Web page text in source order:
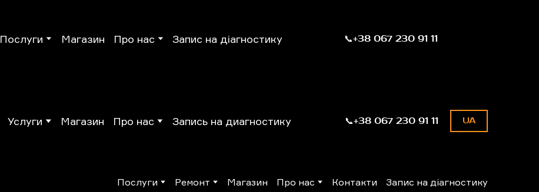
Послуги Магазин Про нас Запис на діагностику 📞+38 067 230 91 11
Услуги Магазин Про нас Запись на диагностику 📞+38 067 230 91 11 UA
Послуги Ремонт Магазин Про нас Контакти Запис на діагностику